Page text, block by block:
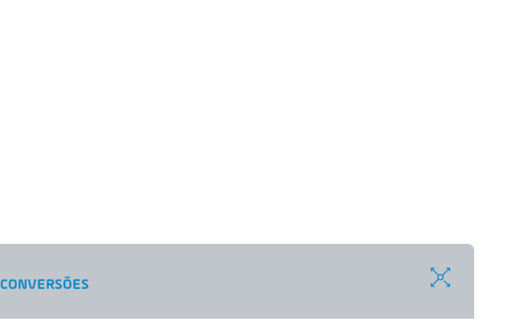
CONVERSÕES